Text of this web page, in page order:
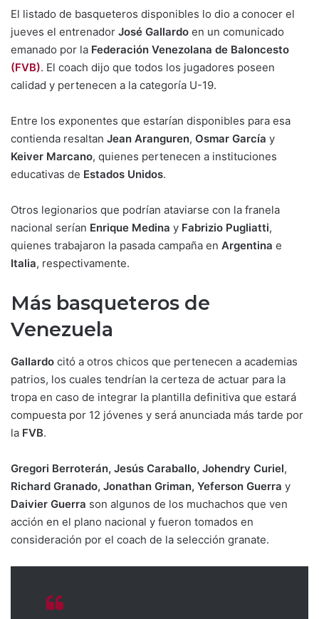
El listado de basqueteros disponibles lo dio a conocer el
jueves el entrenador José Gallardo en un comunicado
emanado por la Federación Venezolana de Baloncesto
(FVB). El coach dijo que todos los jugadores poseen
calidad y pertenecen a la categoría U-19.
Entre los exponentes que estarían disponibles para esa
contienda resaltan Jean Aranguren, Osmar García y
Keiver Marcano, quienes pertenecen a instituciones
educativas de Estados Unidos.
Otros legionarios que podrían ataviarse con la franela
nacional serían Enrique Medina y Fabrizio Pugliatti,
quienes trabajaron la pasada campaña en Argentina e
Italia, respectivamente.
Más basqueteros de
Venezuela
Gallardo citó a otros chicos que pertenecen a academias
patrios, los cuales tendrían la certeza de actuar para la
tropa en caso de integrar la plantilla definitiva que estará
compuesta por 12 jóvenes y será anunciada más tarde por
la FVB.
Gregori Berroterán, Jesús Caraballo, Johendry Curiel,
Richard Granado, Jonathan Griman, Yeferson Guerra y
Daivier Guerra son algunos de los muchachos que ven
acción en el plano nacional y fueron tomados en
consideración por el coach de la selección granate.